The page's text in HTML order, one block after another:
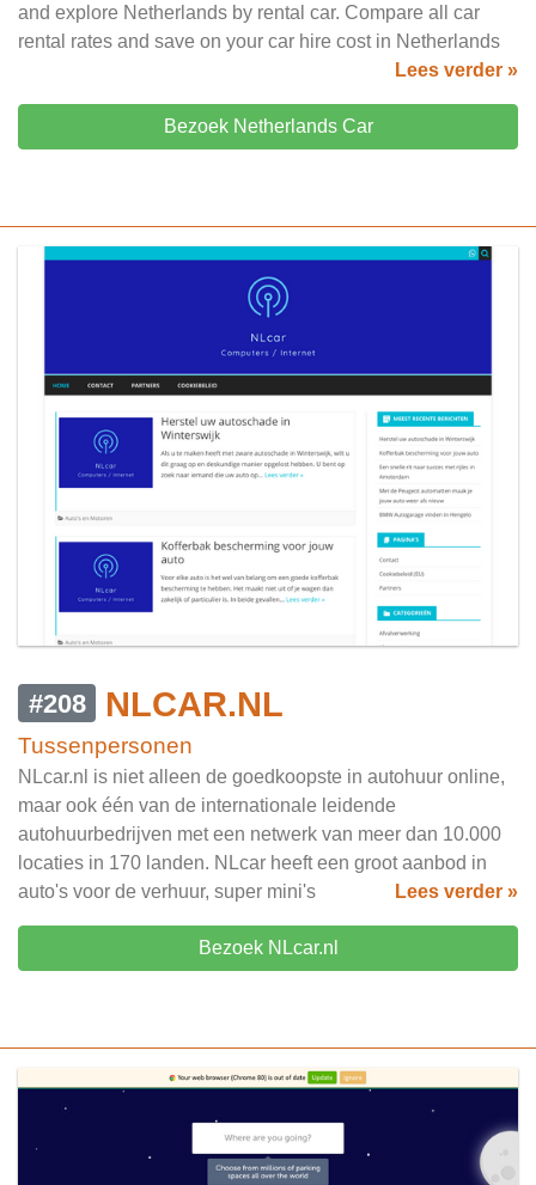
and explore Netherlands by rental car. Compare all car
rental rates and save on your car hire cost in Netherlands
Lees verder »
Bezoek Netherlands Car
#208 NLCAR.NL
Tussenpersonen
NLcar.nl is niet alleen de goedkoopste in autohuur online,
maar ook één van de internationale leidende
autohuurbedrijven met een netwerk van meer dan 10.000
locaties in 170 landen. NLcar heeft een groot aanbod in
auto's voor de verhuur, super mini's
Lees verder »
Bezoek NLcar.nl